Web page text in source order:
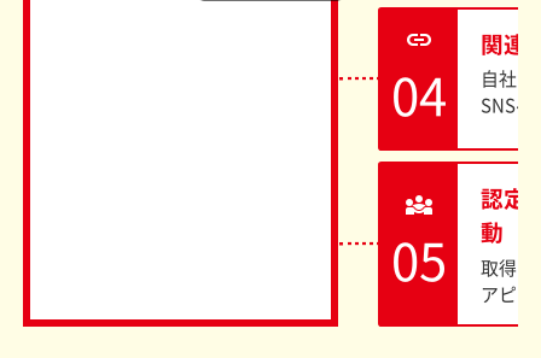
link 関連
自社
SNS
diversity_3
認定
動
取得し
アピ